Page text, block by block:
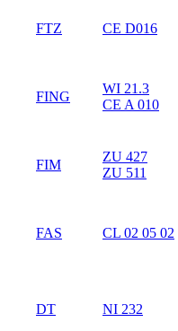
FTZ CE D016
FING
WI 21.3
CE A 010
FIM
ZU 427
ZU 511
FAS CL 02 05 02
DT NI 232